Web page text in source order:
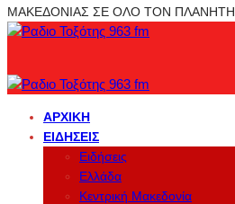
ΜΑΚΕΔΟΝΙΑΣ ΣΕ ΟΛΟ ΤΟΝ ΠΛΑΝΗΤΗ
ΑΡΧΙΚΉ
ΕΙΔΉΣΕΙΣ
Ειδήσεις
Ελλάδα
Κεντρική Μακεδονία